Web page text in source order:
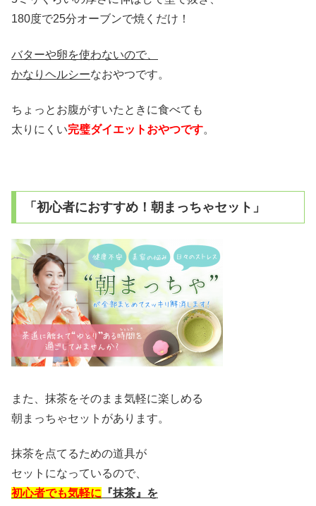
180度で25分オーブンで焼くだけ！
バターや卵を使わないので、
かなりヘルシーなおやつです。
ちょっとお腹がすいたときに食べても
太りにくい完璧ダイエットおやつです。
「初心者におすすめ！朝まっちゃセット」
また、抹茶をそのまま気軽に楽しめる
朝まっちゃセットがあります。
抹茶を点てるための道具が
セットになっているので、
初心者でも気軽に 『抹茶』を